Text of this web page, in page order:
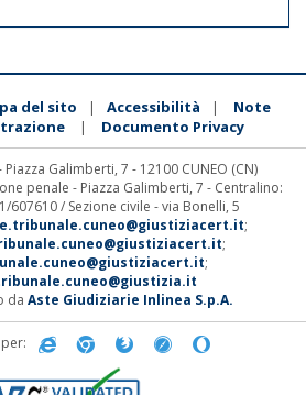
del sito | Accessibilità |
Note
| Documento Privacy
Piazza Galimberti, 7 - 12100 CUNEO (CN)
penale - Piazza Galimberti, 7 - Centralino:
607610 / Sezione civile - via Bonelli, 5
;
;
;
da Aste Giudiziarie Inlinea S.p.A.